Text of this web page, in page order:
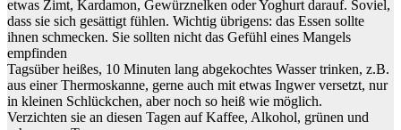
etwas Zimt, Kardamon, Gewürznelken oder Yoghurt darauf. Soviel,
dass sie sich gesättigt fühlen. Wichtig übrigens: das Essen sollte
ihnen schmecken. Sie sollten nicht das Gefühl eines Mangels
empfinden
Tagsüber heißes, 10 Minuten lang abgekochtes Wasser trinken, z.B.
aus einer Thermoskanne, gerne auch mit etwas Ingwer versetzt, nur
in kleinen Schlückchen, aber noch so heiß wie möglich.
Verzichten sie an diesen Tagen auf Kaffee, Alkohol, grünen und